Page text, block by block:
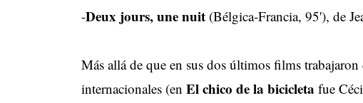
-Deux jours, une nuit (Bélgica-Francia, 95'), de
Más allá de que en sus dos últimos films trabajaron
internacionales (en El chico de la bicicleta fue